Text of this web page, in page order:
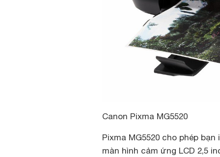
Canon Pixma MG5520
Pixma MG5520 cho phép
màn hình cảm ứng LCD 2,5